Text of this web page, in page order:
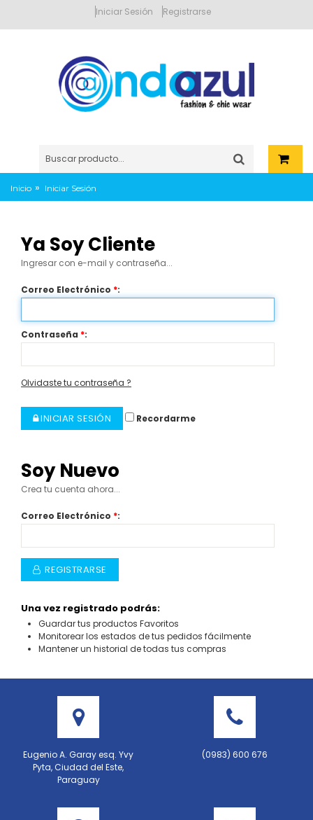
Iniciar Sesión Registrarse
Inicio » Iniciar Sesión
Ya Soy Cliente
Ingresar con e-mail y contraseña...
Correo Electrónico *:
Contraseña *:
Olvidaste tu contraseña ?
INICIAR SESIÓN Recordarme
Soy Nuevo
Crea tu cuenta ahora...
Correo Electrónico *:
REGISTRARSE
Una vez registrado podrás:
Guardar tus productos Favoritos
Monitorear los estados de tus pedidos fácilmente
Mantener un historial de todas tus compras
Eugenio A. Garay esq. Yvy
Pyta, Ciudad del Este,
Paraguay
(0983) 600 676